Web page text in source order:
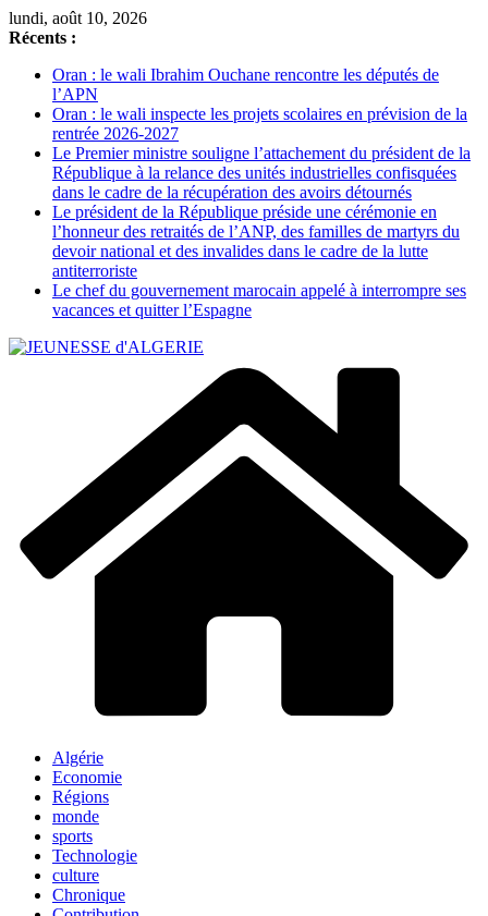
Passer
au
lundi, août 10, 2026
Récents :
Oran : le wali Ibrahim Ouchane rencontre les députés de
l’APN
Oran : le wali inspecte les projets scolaires en prévision de la
rentrée 2026-2027
Le Premier ministre souligne l’attachement du président de la
République à la relance des unités industrielles confisquées
dans le cadre de la récupération des avoirs détournés
Le président de la République préside une cérémonie en
l’honneur des retraités de l’ANP, des familles de martyrs du
devoir national et des invalides dans le cadre de la lutte
antiterroriste
Le chef du gouvernement marocain appelé à interrompre ses
vacances et quitter l’Espagne
Algérie
Economie
Régions
monde
sports
Technologie
culture
Chronique